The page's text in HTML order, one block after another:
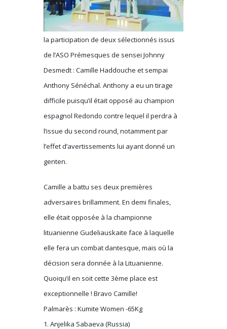
la participation de deux sélectionnés issus
de l’ASO Prémesques de sensei Johnny
Desmedt : Camille Haddouche et sempai
Anthony Sénéchal. Anthony a eu un tirage
difficile puisqu’il était opposé au champion
espagnol Redondo contre lequel il perdra à
l’issue du second round, notamment par
l’effet d’avertissements lui ayant donné un
genten.
Camille a battu ses deux premières
adversaires brillamment. En demi finales,
elle était opposée à la championne
lituanienne Gudeliauskaite face à laquelle
elle fera un combat dantesque, mais où la
décision sera donnée à la Lituanienne.
Quoiqu’il en soit cette 3ème place est
exceptionnelle ! Bravo Camille!
Palmarès : Kumite Women -65Kg
1. Anjelika Sabaeva (Russia)